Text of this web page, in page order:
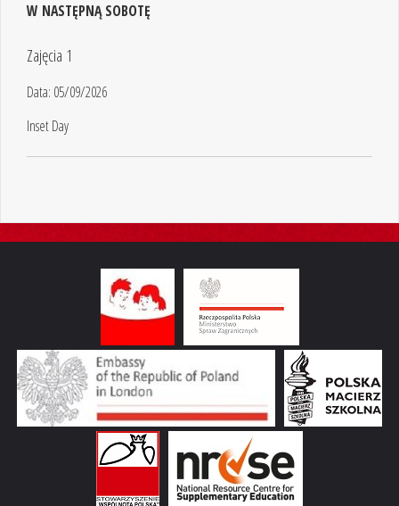
W NASTĘPNĄ SOBOTĘ
Zajęcia 1
Data: 05/09/2026
Inset Day